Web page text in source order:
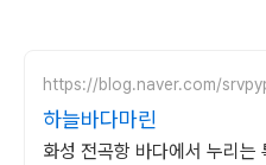
https://blog.naver.com/
하늘바다마린
화성 전곡항 바다에서 누리는